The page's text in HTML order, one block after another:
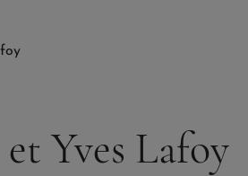
Yves Lafoy